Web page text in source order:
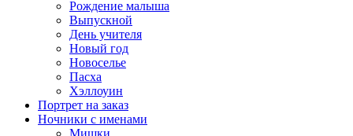
Рождение малыша
Выпускной
День учителя
Новый год
Новоселье
Пасха
Хэллоуин
Портрет на заказ
Ночники с именами
Мишки